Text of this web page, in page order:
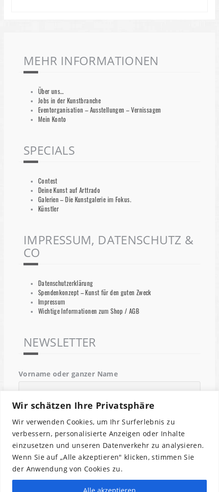
Wir schätzen Ihre Privatsphäre
Wir verwenden Cookies, um Ihr Surferlebnis zu
verbessern, personalisierte Anzeigen oder Inhalte
einzusetzen und unseren Datenverkehr zu analysieren.
Wenn Sie auf „Alle akzeptieren" klicken, stimmen Sie
der Anwendung von Cookies zu.
Alle akzeptieren
MEHR INFORMATIONEN
Über uns…
Jobs in der Kunstbranche
Eventorganisation – Ausstellungen – Vernissagen
Mein Konto
SPECIALS
Contest
Deine Kunst auf Arttrado
Galerien – Die Kunstgalerie im Fokus.
Künstler
IMPRESSUM, DATENSCHUTZ &
CO
Datenschutzerklärung
Spendenkonzept – Kunst für den guten Zweck
Impressum
Wichtige Informationen zum Shop / AGB
NEWSLETTER
Vorname oder ganzer Name
Email
Indem Du fortfährst, akzeptierst Du unsere
Datenschutzerklärung.